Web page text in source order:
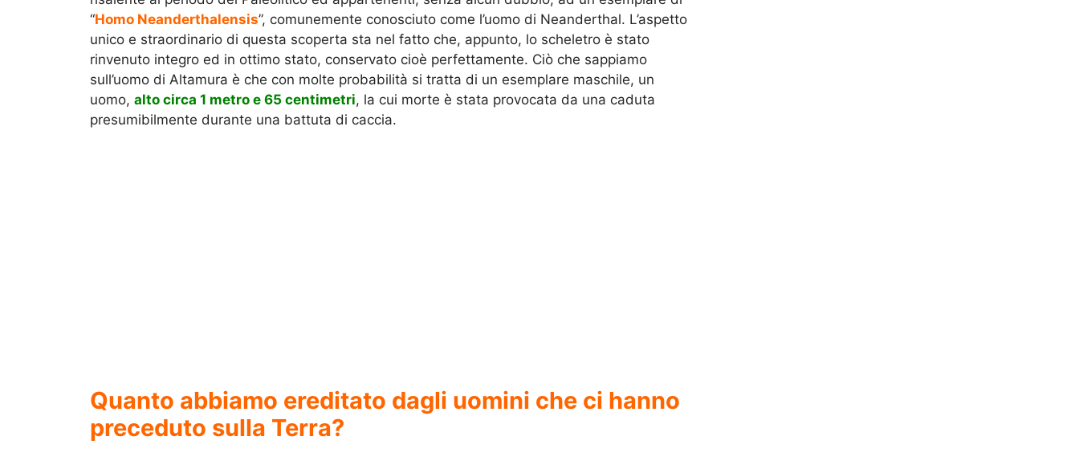
“Homo Neanderthalensis”, comunemente conosciuto come l’uomo di Neanderthal. L’aspetto
unico e straordinario di questa scoperta sta nel fatto che, appunto, lo scheletro è stato
rinvenuto integro ed in ottimo stato, conservato cioè perfettamente. Ciò che sappiamo
sull’uomo di Altamura è che con molte probabilità si tratta di un esemplare maschile, un
uomo, alto circa 1 metro e 65 centimetri, la cui morte è stata provocata da una caduta
presumibilmente durante una battuta di caccia.
Quanto abbiamo ereditato dagli uomini che ci hanno
preceduto sulla Terra?